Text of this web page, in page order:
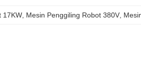
17KW Mesin Penggiling Robot 380V